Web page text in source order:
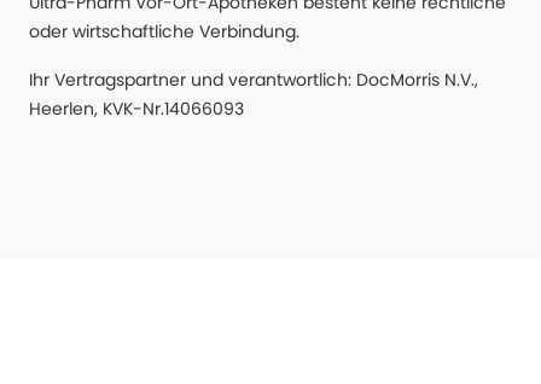
oder wirtschaftliche Verbindung.
Ihr Vertragspartner und verantwortlich: DocMorris N.V.,
Heerlen, KVK-Nr.14066093